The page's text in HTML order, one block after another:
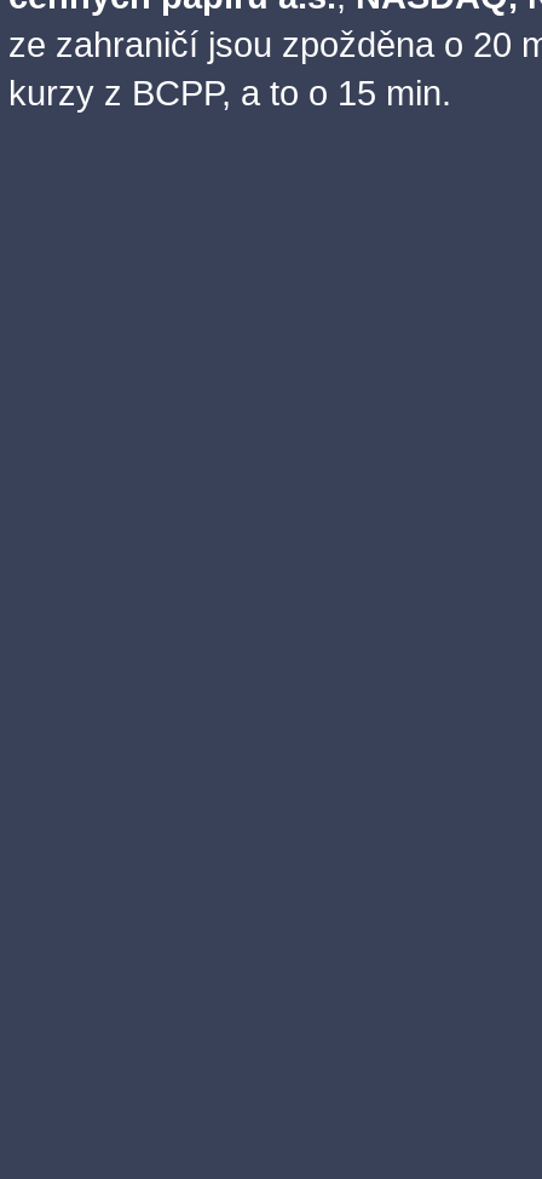
ze zahraničí jsou zpožděna o 20
kurzy z BCPP, a to o 15 min.